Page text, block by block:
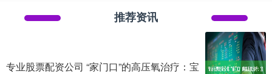
推荐资讯
专业股票配资公司 “家门口”的高压氧治疗：宝